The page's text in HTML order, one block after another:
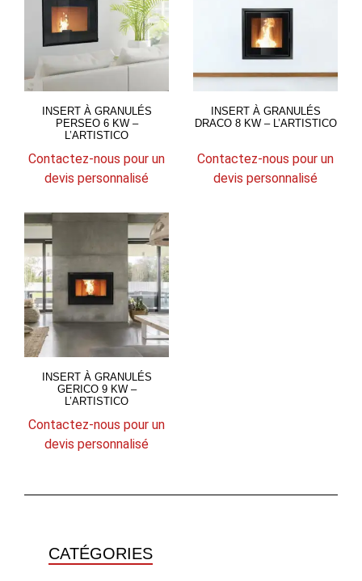
INSERT À GRANULÉS
PERSEO 6 KW –
L’ARTISTICO
Contactez-nous pour un
devis personnalisé
INSERT À GRANULÉS
DRACO 8 KW – L’ARTISTICO
Contactez-nous pour un
devis personnalisé
INSERT À GRANULÉS
GERICO 9 KW –
L’ARTISTICO
Contactez-nous pour un
devis personnalisé
CATÉGORIES